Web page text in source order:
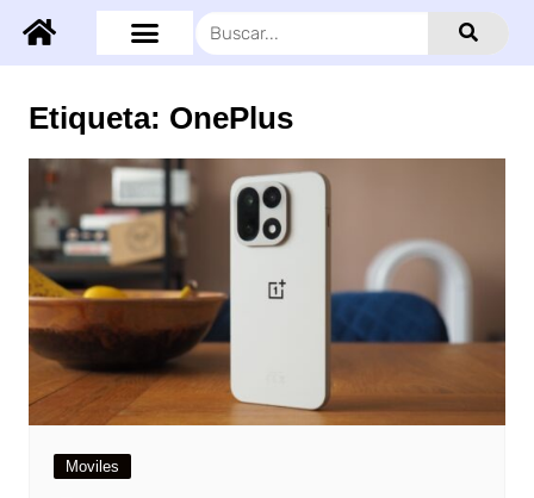
Etiqueta: OnePlus
Moviles